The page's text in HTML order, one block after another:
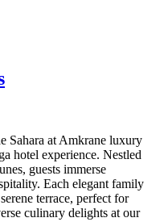
Sahara at Amkrane luxury
hotel experience. Nestled
guests immerse
Each elegant family
terrace, perfect for
culinary delights at our